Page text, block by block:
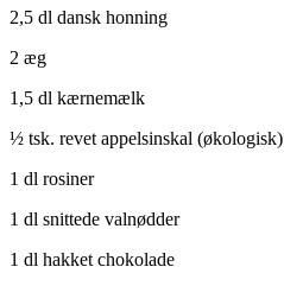
2,5 dl dansk honning
2 æg
1,5 dl kærnemælk
½ tsk. revet appelsinskal (økologisk)
1 dl rosiner
1 dl snittede valnødder
1 dl hakket chokolade